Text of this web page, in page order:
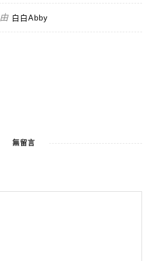
由 白白Abby
無留言